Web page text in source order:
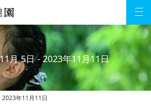
月 5日 - 2023年11月11日
年11月11日